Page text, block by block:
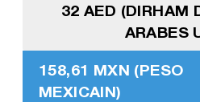
32 AED (DIRHAM
ARABES
158,61 MXN (PESO
MEXICAIN)